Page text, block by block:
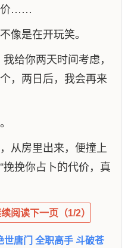
价……
是在开玩笑。
给你两天时间考虑，
，两日后，我会再来
从房里出来，便撞上
挽你占卜的代价，真
阅读下一页（1/2）
世唐门全职高手 斗破苍